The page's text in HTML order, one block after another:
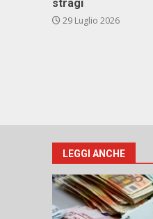
stragi
29 Luglio 2026
LEGGI ANCHE